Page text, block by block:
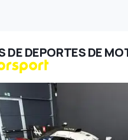
DE DEPORTES DE